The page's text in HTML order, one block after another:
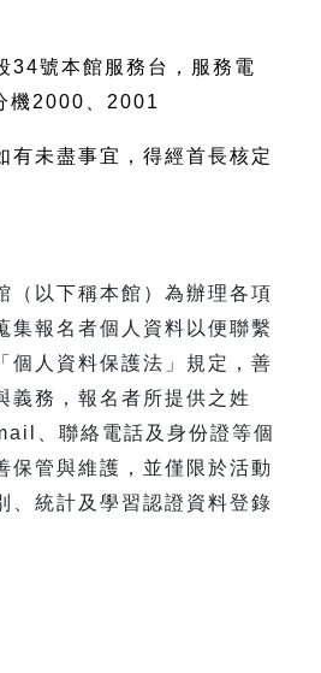
34號本館服務台，服務電
機2000、2001
有未盡事宜，得經首長核定
（以下稱本館）為辦理各項
集報名者個人資料以便聯繫
個人資料保護法」規定，善
義務，報名者所提供之姓
、聯絡電話及身份證等個
保管與維護，並僅限於活動
、統計及學習認證資料登錄